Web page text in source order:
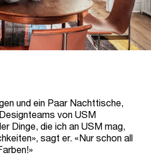
und ein Paar Nachttische,
von USM
Dinge, die ich an USM mag,
sagt er. «Nur schon all